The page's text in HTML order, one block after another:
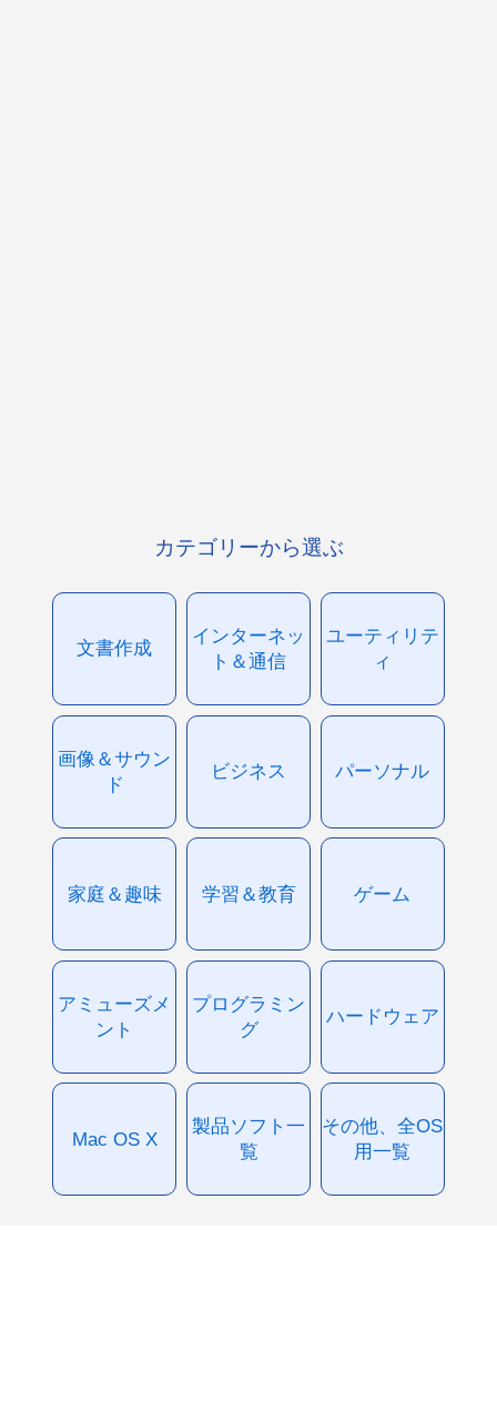
カテゴリーから選ぶ
文書作成
インターネッ
ト＆通信
ユーティリテ
ィ
画像＆サウン
ド
ビジネス パーソナル
家庭＆趣味 学習＆教育 ゲーム
アミューズメ
ント
プログラミン
グ
ハードウェア
Mac OS X
製品ソフト一
覧
その他、全OS
用一覧